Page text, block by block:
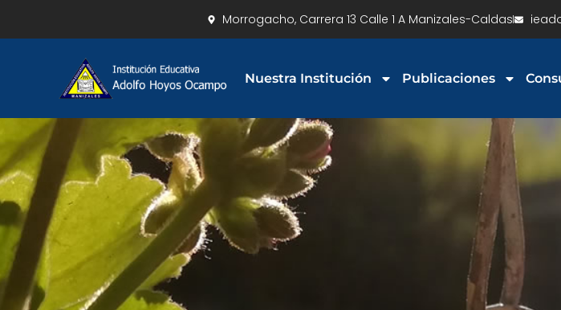
Morrogacho, Carrera 13 Calle 1 A Manizales-Caldas
Nuestra Institución Publicaciones